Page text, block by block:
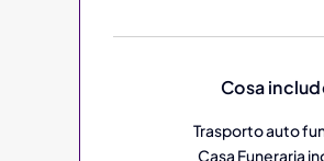
Cosa
Trasporto auto
Casa Funeraria